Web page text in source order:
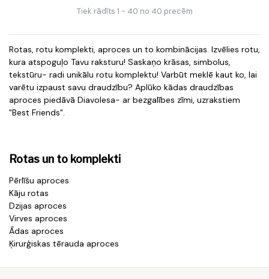
Tiek rādīts 1 - 40 no 40 precēm
Rotas, rotu komplekti, aproces un to kombinācijas. Izvēlies rotu,
kura atspoguļo Tavu raksturu! Saskaņo krāsas, simbolus,
tekstūru- radi unikālu rotu komplektu! Varbūt meklē kaut ko, lai
varētu izpaust savu draudzību? Aplūko kādas draudzības
aproces piedāvā Diavolesa- ar bezgalībes zīmi, uzrakstiem
"Best Friends".
Rotas un to komplekti
Pērlīšu aproces
Kāju rotas
Dzijas aproces
Virves aproces
Ādas aproces
Ķirurģiskas tērauda aproces